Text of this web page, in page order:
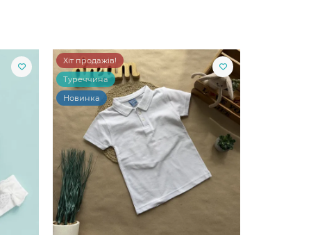
Хіт продажів!
Туреччина
Новинка